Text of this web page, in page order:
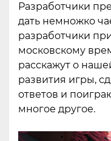
Разработчики
дать немножко
разработчики
московскому
расскажут о
развития игры,
ответов и
многое другое.